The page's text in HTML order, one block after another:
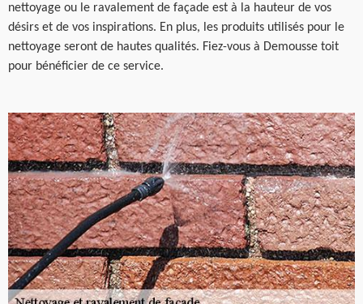
nettoyage ou le ravalement de façade est à la hauteur de vos
désirs et de vos inspirations. En plus, les produits utilisés pour le
nettoyage seront de hautes qualités. Fiez-vous à Demousse toit
pour bénéficier de ce service.